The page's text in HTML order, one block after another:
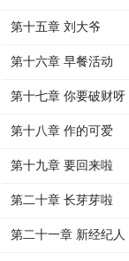
第十五章 刘大爷
第十六章 早餐活动
第十七章 你要破财呀
第十八章 作的可爱
第十九章 要回来啦
第二十章 长芽芽啦
第二十一章 新经纪人